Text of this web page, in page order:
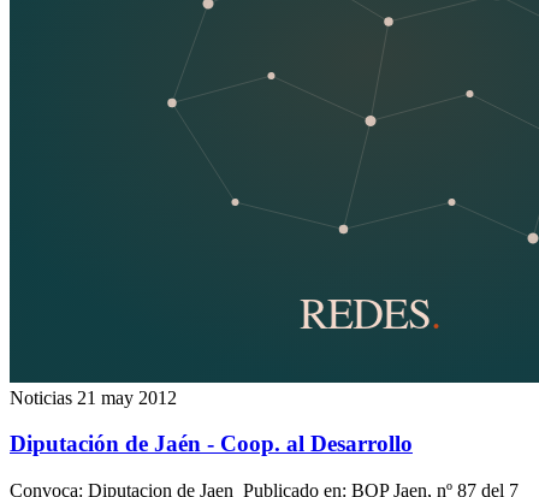
Noticias 21 may 2012
Diputación de Jaén - Coop. al Desarrollo
Convoca: Diputacion de Jaen Publicado en: BOP Jaen, nº 87 del 7